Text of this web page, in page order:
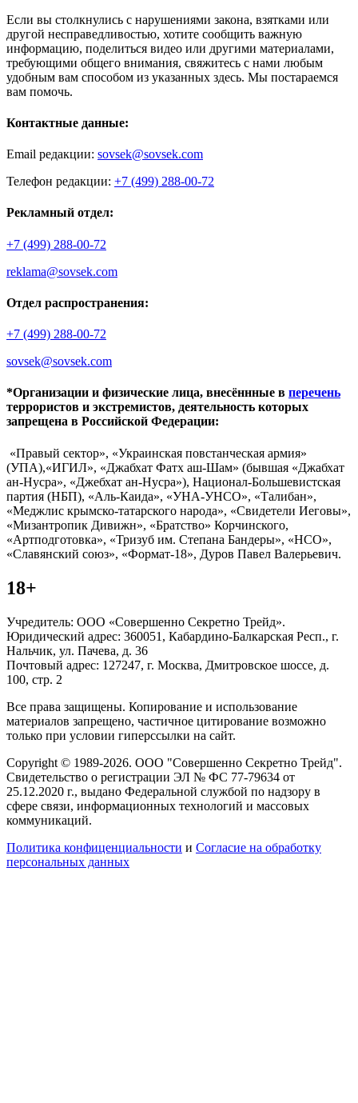
Если вы столкнулись с нарушениями закона, взятками или
другой несправедливостью, хотите сообщить важную
информацию, поделиться видео или другими материалами,
требующими общего внимания, свяжитесь с нами любым
удобным вам способом из указанных здесь. Мы постараемся
вам помочь.
Контактные данные:
Email редакции: sovsek@sovsek.com
Телефон редакции: +7 (499) 288-00-72
Рекламный отдел:
+7 (499) 288-00-72
reklama@sovsek.com
Отдел распространения:
+7 (499) 288-00-72
sovsek@sovsek.com
*Организации и физические лица, внесённные в перечень
террористов и экстремистов, деятельность которых
запрещена в Российской Федерации:
«Правый сектор», «Украинская повстанческая армия»
(УПА),«ИГИЛ», «Джабхат Фатх аш-Шам» (бывшая «Джабхат
ан-Нусра», «Джебхат ан-Нусра»), Национал-Большевистская
партия (НБП), «Аль-Каида», «УНА-УНСО», «Талибан»,
«Меджлис крымско-татарского народа», «Свидетели Иеговы»,
«Мизантропик Дивижн», «Братство» Корчинского,
«Артподготовка», «Тризуб им. Степана Бандеры», «НСО»,
«Славянский союз», «Формат-18», Дуров Павел Валерьевич.
18+
Учредитель: ООО «Совершенно Секретно Трейд».
Юридический адрес: 360051, Кабардино-Балкарская Респ., г.
Нальчик, ул. Пачева, д. 36
Почтовый адрес: 127247, г. Москва, Дмитровское шоссе, д.
100, стр. 2
Все права защищены. Копирование и использование
материалов запрещено, частичное цитирование возможно
только при условии гиперссылки на сайт.
Copyright © 1989-2026. ООО "Совершенно Секретно Трейд".
Свидетельство о регистрации ЭЛ № ФС 77-79634 от
25.12.2020 г., выдано Федеральной службой по надзору в
сфере связи, информационных технологий и массовых
коммуникаций.
Политика конфиценциальности и Согласие на обработку
персональных данных